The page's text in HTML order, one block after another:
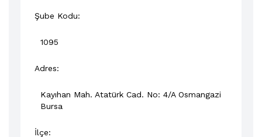
Şube Kodu:
1095
Adres:
Kayıhan Mah. Atatürk Cad. No: 4/A Osmangazi
Bursa
İlçe: